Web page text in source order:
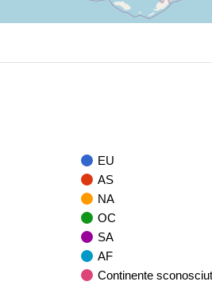
EU
AS
NA
OC
SA
AF
Continente